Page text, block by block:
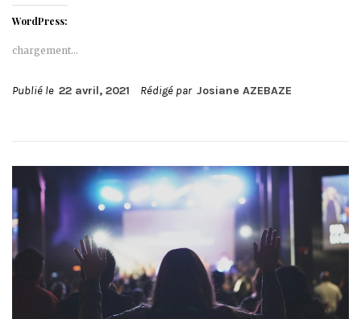
WordPress:
chargement…
Publié le 22 avril, 2021 Rédigé par Josiane AZEBAZE